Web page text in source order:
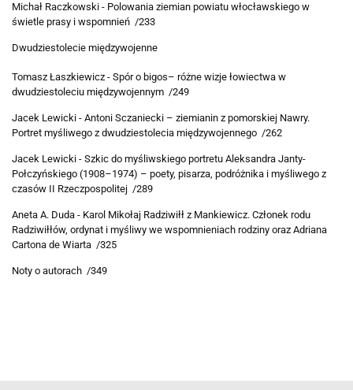
Michał Raczkowski - Polowania ziemian powiatu włocławskiego w
świetle prasy i wspomnień /233
Dwudziestolecie międzywojenne
Tomasz Łaszkiewicz - Spór o bigos– różne wizje łowiectwa w
dwudziestoleciu międzywojennym /249
Jacek Lewicki - Antoni Sczaniecki – ziemianin z pomorskiej Nawry.
Portret myśliwego z dwudziestolecia międzywojennego /262
Jacek Lewicki - Szkic do myśliwskiego portretu Aleksandra Janty-
Połczyńskiego (1908–1974) – poety, pisarza, podróżnika i myśliwego z
czasów II Rzeczpospolitej /289
Aneta A. Duda - Karol Mikołaj Radziwiłł z Mankiewicz. Członek rodu
Radziwiłłów, ordynat i myśliwy we wspomnieniach rodziny oraz Adriana
Cartona de Wiarta /325
Noty o autorach /349